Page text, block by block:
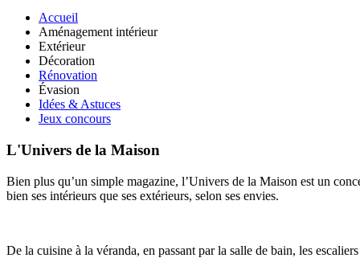
Accueil
Aménagement intérieur
Extérieur
Décoration
Rénovation
Évasion
Idées & Astuces
Jeux concours
L'Univers de la Maison
Bien plus qu’un simple magazine, l’Univers de la Maison est un
bien ses intérieurs que ses extérieurs, selon ses envies.
De la cuisine à la véranda, en passant par la salle de bain, les